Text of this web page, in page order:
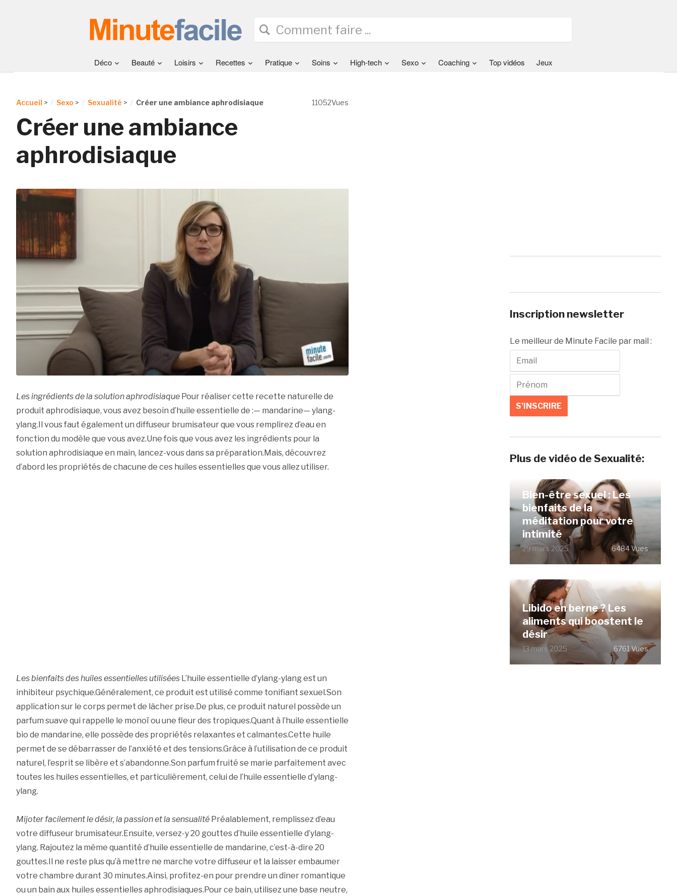
Déco Beauté Loisirs Recettes Pratique Soins High-tech Sexo Coaching Top vidéos Jeux
11052Vues
Accueil > Sexo > Sexualité > Créer une ambiance aphrodisiaque
Créer une ambiance
aphrodisiaque
Les ingrédients de la solution aphrodisiaquePour réaliser cette recette naturelle de
produit aphrodisiaque, vous avez besoin d’huile essentielle de :— mandarine— ylang-
ylang.Il vous faut également un diffuseur brumisateur que vous remplirez d’eau en
fonction du modèle que vous avez.Une fois que vous avez les ingrédients pour la
solution aphrodisiaque en main, lancez-vous dans sa préparation.Mais, découvrez
d’abord les propriétés de chacune de ces huiles essentielles que vous allez utiliser.
Les bienfaits des huiles essentielles utiliséesL’huile essentielle d’ylang-ylang est un
inhibiteur psychique.Généralement, ce produit est utilisé comme tonifiant sexuel.Son
application sur le corps permet de lâcher prise.De plus, ce produit naturel possède un
parfum suave qui rappelle le monoï ou une fleur des tropiques.Quant à l’huile essentielle
bio de mandarine, elle possède des propriétés relaxantes et calmantes.Cette huile
permet de se débarrasser de l’anxiété et des tensions.Grâce à l’utilisation de ce produit
naturel, l’esprit se libère et s’abandonne.Son parfum fruité se marie parfaitement avec
toutes les huiles essentielles, et particulièrement, celui de l’huile essentielle d’ylang-
ylang.
Mijoter facilement le désir, la passion et la sensualitéPréalablement, remplissez d’eau
votre diffuseur brumisateur.Ensuite, versez-y 20 gouttes d’huile essentielle d’ylang-
ylang. Rajoutez la même quantité d’huile essentielle de mandarine, c’est-à-dire 20
gouttes.Il ne reste plus qu’à mettre ne marche votre diffuseur et la laisser embaumer
votre chambre durant 30 minutes.Ainsi, profitez-en pour prendre un dîner romantique
ou un bain aux huiles essentielles aphrodisiaques.Pour ce bain, utilisez une base neutre,
Inscription newsletter
Le meilleur de Minute Facile par mail :
Plus de vidéo de Sexualité:
Bien-être sexuel : Les
bienfaits de la
méditation pour votre
intimité
29 mars 2025 6484 Vues
Libido en berne ? Les
aliments qui boostent le
désir
13 mars 2025 6761 Vues